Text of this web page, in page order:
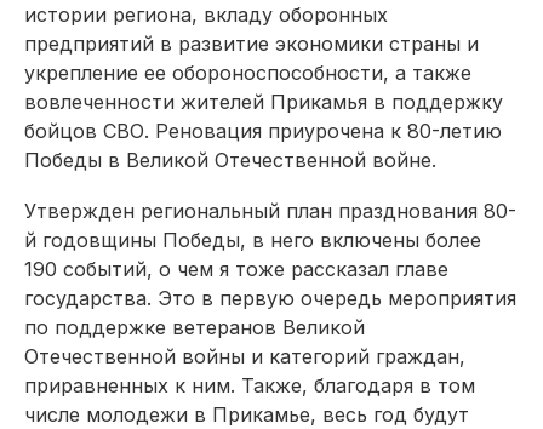
истории региона, вкладу оборонных
предприятий в развитие экономики страны и
укрепление ее обороноспособности, а также
вовлеченности жителей Прикамья в поддержку
бойцов СВО. Реновация приурочена к 80-летию
Победы в Великой Отечественной войне.
Утвержден региональный план празднования 80-
й годовщины Победы, в него включены более
190 событий, о чем я тоже рассказал главе
государства. Это в первую очередь мероприятия
по поддержке ветеранов Великой
Отечественной войны и категорий граждан,
приравненных к ним. Также, благодаря в том
числе молодежи в Прикамье, весь год будут